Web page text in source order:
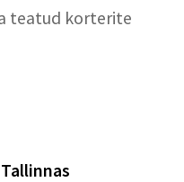
teatud korterite
Tallinnas